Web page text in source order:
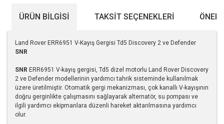
ÜRÜN BILGISI TAKSIT SEÇENEKLERI
Land Rover ERR6951 V-Kayış Gergisi Td5 Discovery 2 ve Defender
SNR
SNR ERR6951 V-kayış gergisi, Td5 dizel motorlu Land Rover Discovery
2 ve Defender modellerinin yardımcı tahrik sisteminde kullanılmak
üzere üretilmiştir. Otomatik gergi mekanizması, çok kanallı V-kayışının
doğru gerginlikte çalışmasını sağlayarak alternatör, su pompası ve
ilgili yardımcı ekipmanlara düzenli hareket aktarılmasına yardımcı
olur.